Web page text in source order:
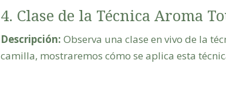
4. Clase de la Técnica Aroma
Descripción: Observa una clase en vivo de la
camilla, mostraremos cómo se aplica esta